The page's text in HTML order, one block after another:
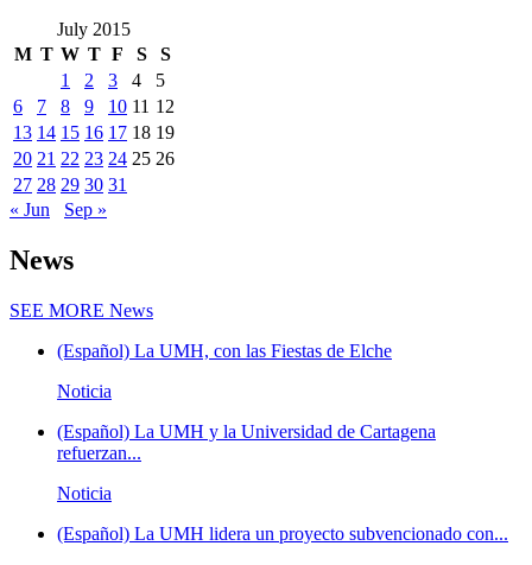
July 2015
M T W T F S
S
1
2 3 4
5
6
7 8 9 10 11 12
13 14 15 16 17 18 19
20 21 22 23 24 25 26
27 28 29 30 31
« Jun
Sep »
News
SEE MORE News
(Español) La UMH, con las Fiestas de Elche
Noticia
(Español) La UMH y la Universidad de Cartagena
refuerzan...
Noticia
(Español) La UMH lidera un proyecto subvencionado con...